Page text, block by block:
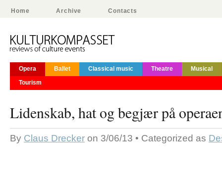
Home Archive Contacts
Opera Ballet Classical music Theatre
Musical
Tourism
Lidenskab, hat og begjær på
By Claus Drecker on 3/06/13 • Categorized as